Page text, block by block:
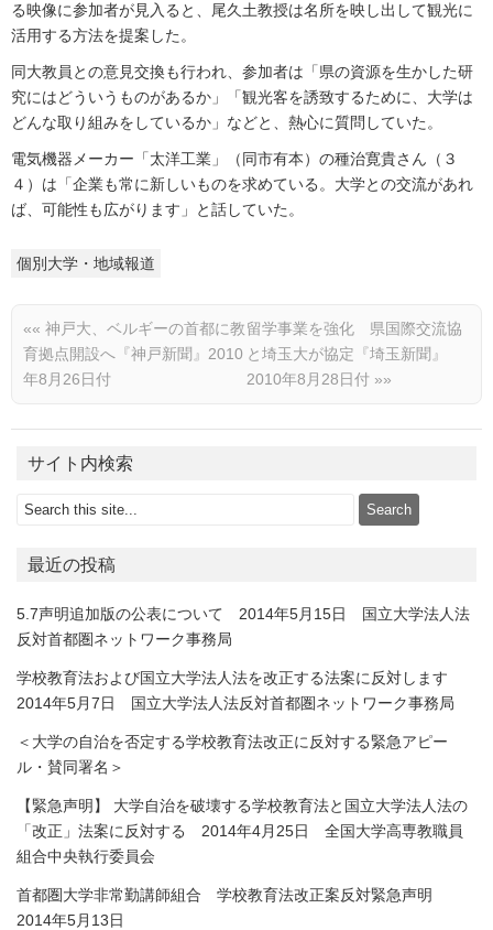
る映像に参加者が見入ると、尾久土教授は名所を映し出して観光に
活用する方法を提案した。
同大教員との意見交換も行われ、参加者は「県の資源を生かした研
究にはどういうものがあるか」「観光客を誘致するために、大学は
どんな取り組みをしているか」などと、熱心に質問していた。
電気機器メーカー「太洋工業」（同市有本）の種治寛貴さん（３
４）は「企業も常に新しいものを求めている。大学との交流があれ
ば、可能性も広がります」と話していた。
個別大学・地域報道
«« 神戸大、ベルギーの首都に教
育拠点開設へ『神戸新聞』2010
年8月26日付
留学事業を強化 県国際交流協
と埼玉大が協定『埼玉新聞』
2010年8月28日付 »»
サイト内検索
最近の投稿
5.7声明追加版の公表について 2014年5月15日 国立大学法人法
反対首都圏ネットワーク事務局
学校教育法および国立大学法人法を改正する法案に反対します
2014年5月7日 国立大学法人法反対首都圏ネットワーク事務局
＜大学の自治を否定する学校教育法改正に反対する緊急アピー
ル・賛同署名＞
【緊急声明】 大学自治を破壊する学校教育法と国立大学法人法の
「改正」法案に反対する 2014年4月25日 全国大学高専教職員
組合中央執行委員会
首都圏大学非常勤講師組合 学校教育法改正案反対緊急声明
2014年5月13日